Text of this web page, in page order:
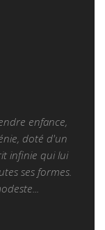
enfance,
doté d'un
infinie qui lui
ses formes.